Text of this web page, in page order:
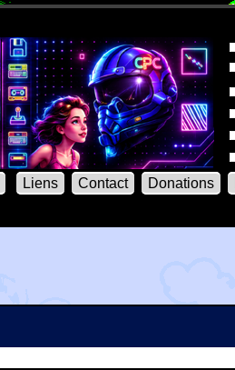
Liens Contact Donations